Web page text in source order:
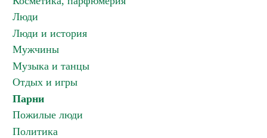
Люди
Люди и история
Мужчины
Музыка и танцы
Отдых и игры
Парни
Пожилые люди
Политика